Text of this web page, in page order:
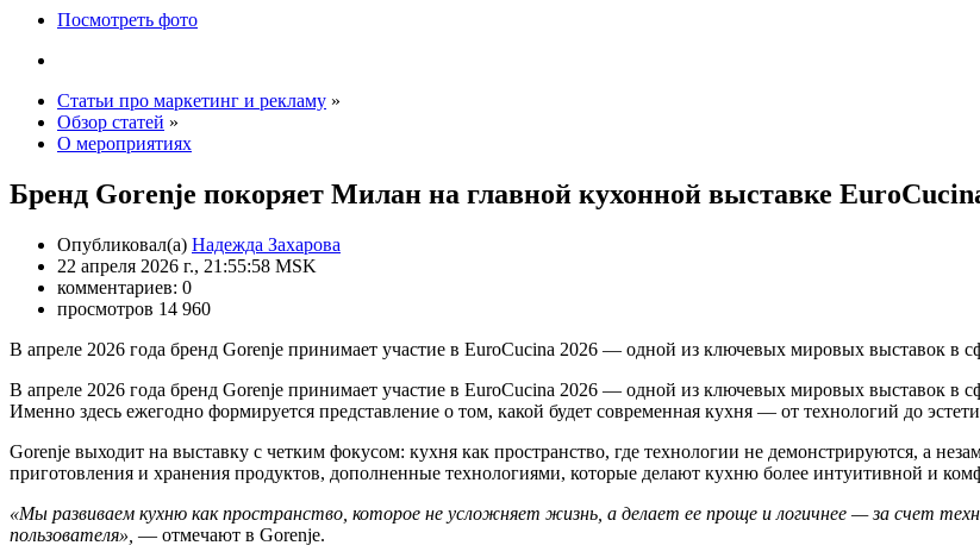
Посмотреть фото
Статьи про маркетинг и рекламу »
Обзор статей »
О мероприятиях
Бренд Gorenje покоряет Милан на главной кухонной выставке
Опубликовал(а) Надежда Захарова
22 апреля 2026 г., 21:55:58 MSK
комментариев: 0
просмотров 14 960
В апреле 2026 года бренд Gorenje принимает участие в EuroCucina 2026 — одной из ключевых мировых выставок в
В апреле 2026 года бренд Gorenje принимает участие в EuroCucina 2026 — одной из ключевых мировых выставок в
Именно здесь ежегодно формируется представление о том, какой будет современная кухня — от технологий до
Gorenje выходит на выставку с четким фокусом: кухня как пространство, где технологии не демонстрируются, а
приготовления и хранения продуктов, дополненные технологиями, которые делают кухню более интуитивной и
«Мы развиваем кухню как пространство, которое не усложняет жизнь, а делает ее проще и логичнее — за счет
пользователя», — отмечают в Gorenje.